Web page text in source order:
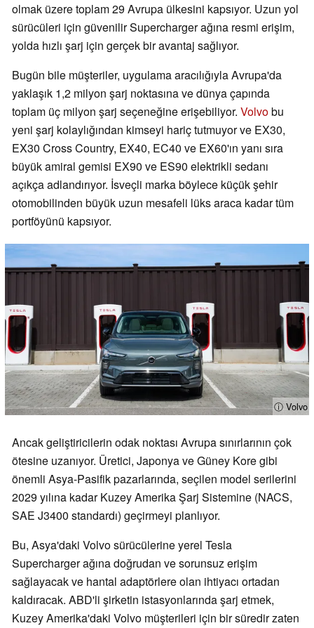
olmak üzere toplam 29 Avrupa ülkesini kapsıyor. Uzun yol
sürücüleri için güvenilir Supercharger ağına resmi erişim,
yolda hızlı şarj için gerçek bir avantaj sağlıyor.
Bugün bile müşteriler, uygulama aracılığıyla Avrupa'da
yaklaşık 1,2 milyon şarj noktasına ve dünya çapında
toplam üç milyon şarj seçeneğine erişebiliyor. Volvobu
yeni şarj kolaylığından kimseyi hariç tutmuyor ve EX30,
EX30 Cross Country, EX40, EC40 ve EX60'ın yanı sıra
büyük amiral gemisi EX90 ve ES90 elektrikli sedanı
açıkça adlandırıyor. İsveçli marka böylece küçük şehir
otomobilinden büyük uzun mesafeli lüks araca kadar tüm
portföyünü kapsıyor.
ⓘ Volvo
Ancak geliştiricilerin odak noktası Avrupa sınırlarının çok
ötesine uzanıyor. Üretici, Japonya ve Güney Kore gibi
önemli Asya-Pasifik pazarlarında, seçilen model serilerini
2029 yılına kadar Kuzey Amerika Şarj Sistemine (NACS,
SAE J3400 standardı) geçirmeyi planlıyor.
Bu, Asya'daki Volvo sürücülerine yerel Tesla
Supercharger ağına doğrudan ve sorunsuz erişim
sağlayacak ve hantal adaptörlere olan ihtiyacı ortadan
kaldıracak. ABD'li şirketin istasyonlarında şarj etmek,
Kuzey Amerika'daki Volvo müşterileri için bir süredir zaten